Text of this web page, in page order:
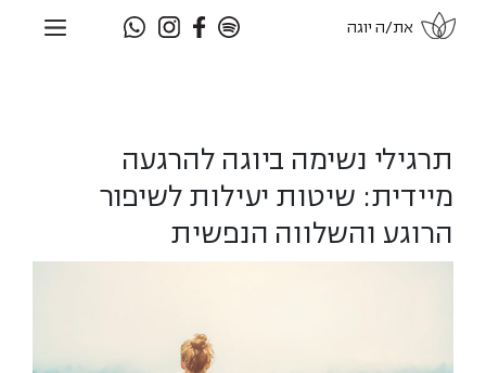
לתוכן
את/ה יוגה
תרגילי נשימה ביוגה להרגעה
מיידית: שיטות יעילות לשיפור
הרוגע והשלווה הנפשית